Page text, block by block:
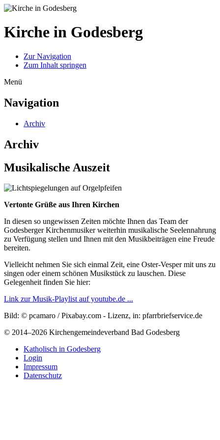
Kirche in Godesberg
Zur Navigation
Zum Inhalt springen
Menü
Navigation
Archiv
Archiv
Musikalische Auszeit
Vertonte Grüße aus Ihren Kirchen
In diesen so ungewissen Zeiten möchte Ihnen das Team der
Godesberger Kirchenmusiker weiterhin musikalische Seelennahrung
zu Verfügung stellen und Ihnen mit den Musikbeiträgen eine Freude
bereiten.
Vielleicht nehmen Sie sich einmal Zeit, eine Oster-Vesper mit uns zu
singen oder einem schönen Musikstück zu lauschen. Diese
Gelegenheit finden Sie hier:
Link zur Musik-Playlist auf youtube.de ...
Bild: © pcamaro / Pixabay.com - Lizenz, in: pfarrbriefservice.de
© 2014–2026 Kirchengemeindeverband Bad Godesberg
Katholisch in Godesberg
Login
Impressum
Datenschutz